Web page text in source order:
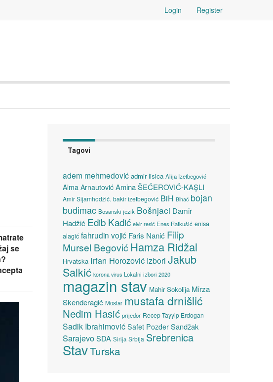
Login Register
se
Tagovi
adem mehmedović admir lisica Alija Izetbegović
Alma Arnautović Amina ŠEĆEROVIĆ-KAŞLI
Amir Sijamhodžić. bakir izetbegović BiH Bihać bojan
budimac Bosanski jezik Bošnjaci Damir
Hadžić Edib Kadić elvir resić Enes Ratkušić enisa
alagić fahrudin vojić Faris Nanić Filip
Mursel Begović Hamza Ridžal
Hrvatska Irfan Horozović Izbori Jakub
Salkić korona virus Lokalni izbori 2020
magazin stav Mahir Sokolija Mirza
Skenderagić Mostar mustafa drnišlić
Nedim Hasić prijedor Recep Tayyip Erdogan
Sadik Ibrahimović Safet Pozder Sandžak
SarajevoSDA Sirija Srbija Srebrenica
StavTurska